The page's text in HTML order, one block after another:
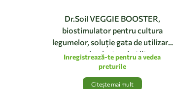
Dr.Soil VEGGIE BOOSTER,
biostimulator pentru cultura
legumelor, soluție gata de utilizare
cu pulverizator de 1 litru
Inregistrează-te pentru a vedea
preturile
Citește mai mult